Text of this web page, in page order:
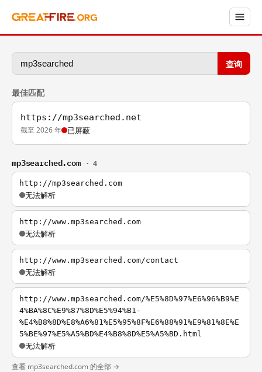
查询
最佳匹配
https://mp3searched.net
截至 2026 年 已屏蔽
mp3searched.com · 4
http://mp3searched.com
无法解析
http://www.mp3searched.com
无法解析
http://www.mp3searched.com/contact
无法解析
http://www.mp3searched.com/%E5%8D%97%E6%96%B9%E
4%BA%8C%E9%87%8D%E5%94%B1-
%E4%B8%8D%E8%A6%81%E5%95%8F%E6%88%91%E9%81%8E%E
5%BE%97%E5%A5%BD%E4%B8%8D%E5%A5%BD.html
无法解析
查看 mp3searched.com 的全部 →